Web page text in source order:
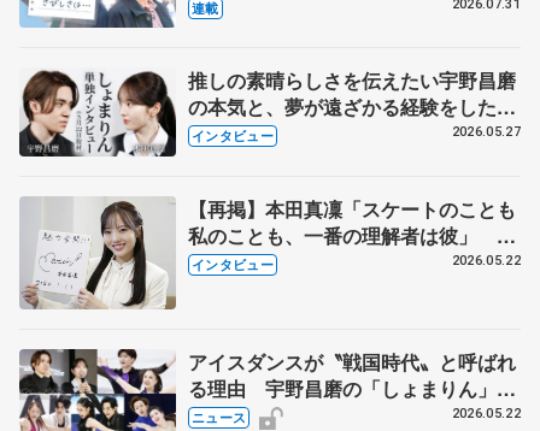
とは 影響あったPIW前キャプテン松
連載 2026.07.31
推しの素晴らしさを伝えたい宇野昌磨
の本気と、夢が遠ざかる経験をした本
田真凜の覚悟
インタビュー 2026.05.27
【再掲】本田真凜「スケートのことも
私のことも、一番の理解者は彼」 引
退時の単独インタビューで語った競技
インタビュー 2026.05.22
アイスダンスが〝戦国時代〟と呼ばれ
る理由 宇野昌磨の「しょまりん」ら
実力者が相次いで参戦 国内の競争激
ニュース 2026.05.22